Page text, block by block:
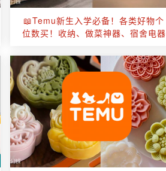
📖Temu新生入学必备！各类好物个
位数买！收纳、做菜神器、宿舍电器